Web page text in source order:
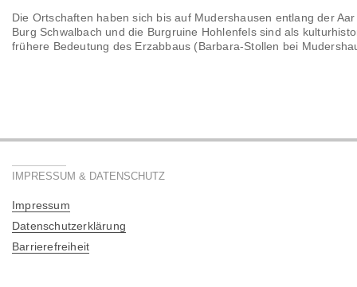
Die Ortschaften haben sich bis auf Mudershausen entlang der
Burg Schwalbach und die Burgruine Hohlenfels sind als
frühere Bedeutung des Erzabbaus (Barbara-Stollen bei
IMPRESSUM & DATENSCHUTZ
Impressum
Datenschutzerklärung
Barrierefreiheit